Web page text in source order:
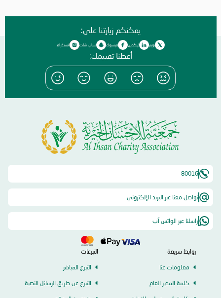
المطلوبة و سبل الدعم و التيسير ، و هو الأمر الذي نعمل من خلاله و نسعي
إلي استكماله بفضل دعمكم و تعاونكم الدائم . و أضاف الشيخ عبد العزيز :
نستذكر معاً الآن العام الماضي ٢٠٢٢ و نري ما كان فيه من تحديات و إنجازات
، لندرك بأننا نسير علي الطريق الصحيح ، مؤكداً أن العمل الخيري المستدام في
عمقه يسعى إلى تمكين الأفراد و نصرتهم حتى يتمكنوا من الإسهام بشكل
فعّال في خدمة المجتمع ، و في تطوير أنفسهم و قدراتهم من أجل خلق
واقعٍ معيشي أفضل … و قال : نؤكد استمرارية العمل الخيري المستدام النافع
و ضرورته القصوى ، حتى نعمل معاً في رفعة أفراد مجتمعنا بكافة فئاته. من
من تحقيق المستهدفات التي وضعتها نصب عينيها ، و استطاعت الوصول إلي
الفئات الأكثر ضعفاً في المجتمع ، مشيراً إلي أن الأهمية القصوى هي دعم
من يحتاج إلي عون و مساندة. و قال : إن هذا ليس كل شيء ، فنحن نسعي
الخيري ، و تنفيذ خطط الجمعية الاستراتيجية ، و توسيع قاعدة المستفيدين ، و
إيجاد آليات. للوصول إلي الفئات المستحقة. و تخلل الاجتماع مناقشات هدفت
إلى تبادل الأفكار و تلقي الملاحظات من أعضاء الجمعية العمومية ؛ بهدف
التطوير و الابتكار ، و التقدم بالمستوي إلي مراتب متقدمة. و في ختام
الاجتماع ، وجه الشيخ راشد بن محمد بن علي بن راشد النعيمي ، الشكر لجنود
الخير ، الذين وقفوا علي حاجات الناس و لبّوها ، مبدياً سعادته من النتائج التي
تبشر بمستقبل أكثر عطاءً يساهم في الأعمال الخيرية و الإنسانية بشكل فاعل.
يمكنكم زيارتنا على:
تويتر لينكدين فيسبوك سناب شات انستغرام
أعطنا تقييمك:
80016
تواصل معنا عبر البريد الإلكتروني
راسلنا عبر الواتس آب
روابط سريعة
معلومات عنا
كلمة المدير العام
التبرعات
التبرع المباشر
التبرع عن طريق الرسائل النصية